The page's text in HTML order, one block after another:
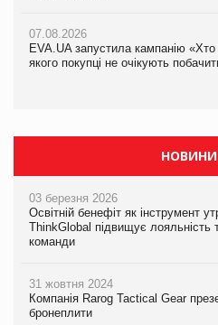
07.08.2026
EVA.UA запустила кампанію
якого покупці не очікують
07.08.2026
EVA.UA запустила кампанію
якого покупці не очікують
НОВИНИ
03 березня 2026
Освітній бенефіт як інструмент
ThinkGlobal підвищує лояльність
команди
31 жовтня 2024
Компанія Rarog Tactical Gear
бронеплити